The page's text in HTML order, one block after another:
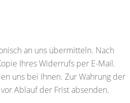
an uns übermitteln. Nach
Ihres Widerrufs per E-Mail.
uns bei Ihnen. Zur Wahrung der
Ablauf der Frist absenden.